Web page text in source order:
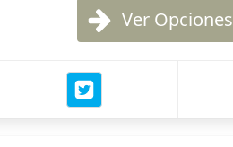
Ver Opciones